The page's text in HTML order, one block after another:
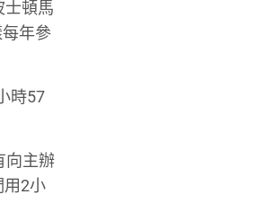
士頓馬
年參
時57
向主辦
用2小